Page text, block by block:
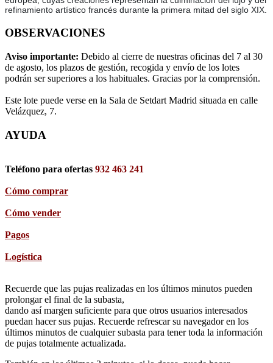
refinamiento artístico francés durante la primera mitad del siglo XIX.
OBSERVACIONES
Aviso importante: Debido al cierre de nuestras oficinas del 7 al 30
de agosto, los plazos de gestión, recogida y envío de los lotes
podrán ser superiores a los habituales. Gracias por la comprensión.
Este lote puede verse en la Sala de Setdart Madrid situada en calle
Velázquez, 7.
AYUDA
Teléfono para ofertas 932 463 241
Cómo comprar
Cómo vender
Pagos
Logística
Recuerde que las pujas realizadas en los últimos minutos pueden
prolongar el final de la subasta,
dando así margen suficiente para que otros usuarios interesados
puedan hacer sus pujas. Recuerde refrescar su navegador en los
últimos minutos de cualquier subasta para tener toda la información
de pujas totalmente actualizada.